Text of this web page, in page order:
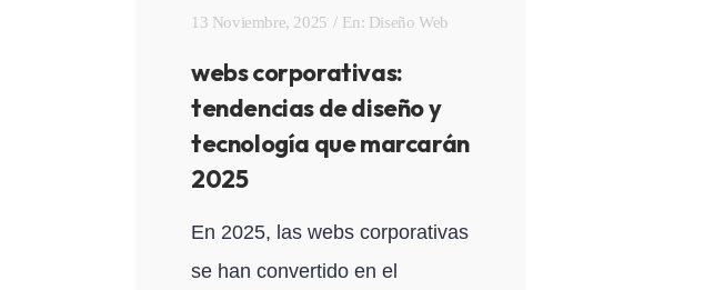
13 Noviembre, 2025 En: Diseño Web
webs corporativas:
tendencias de diseño y
tecnología que marcarán
2025
En 2025, las webs corporativas
se han convertido en el